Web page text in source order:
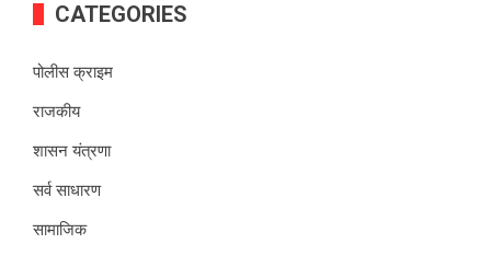
CATEGORIES
पोलीस क्राइम
राजकीय
शासन यंत्रणा
सर्व साधारण
सामाजिक